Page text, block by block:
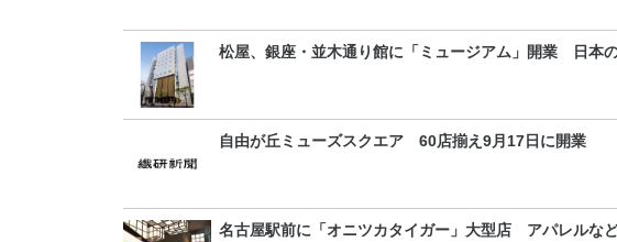
松屋、銀座・並木通り館に「ミュージアム」開業 日本
自由が丘ミューズスクエア 60店揃え9月17日に開業
名古屋駅前に「オニツカタイガー」大型店 アパレルな